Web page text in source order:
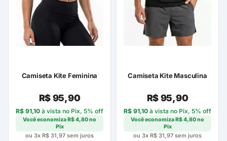
Camiseta Kite Feminina
R$95,90
R$ 91,10 à vista no Pix, 5% off
Você economizaR$4,80no
Pix
ou 3x R$ 31,97 sem juros
Camiseta Kite Masculina
R$95,90
R$ 91,10 à vista no Pix, 5% off
Você economizaR$4,80no
Pix
ou 3x R$ 31,97 sem juros